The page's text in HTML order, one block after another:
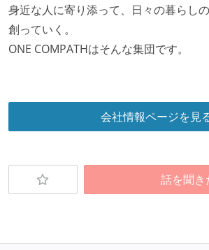
身近な人に寄り添って、日々の暮らし
創っていく。
ONE COMPATHはそんな集団です。
会社情報ページを見
話を聞き